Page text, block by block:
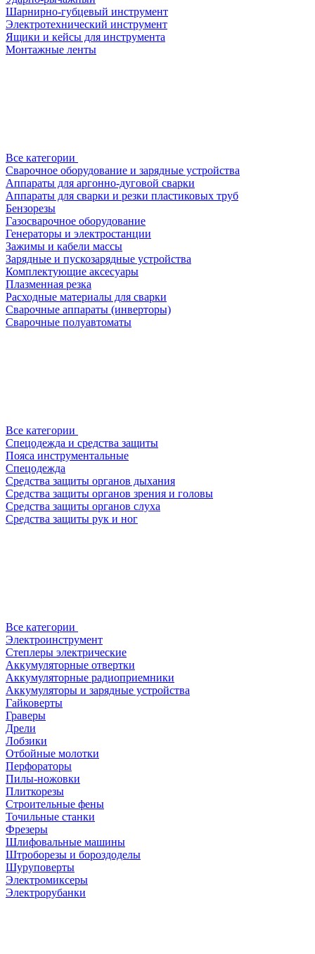
Шарнирно-губцевый инструмент
Электротехнический инструмент
Ящики и кейсы для инструмента
Монтажные ленты
Все категории
Сварочное оборудование и зарядные устройства
Аппараты для аргонно-дуговой сварки
Аппараты для сварки и резки пластиковых труб
Бензорезы
Газосварочное оборудование
Генераторы и электростанции
Зажимы и кабели массы
Зарядные и пускозарядные устройства
Комплектующие аксесуары
Плазменная резка
Расходные материалы для сварки
Сварочные аппараты (инверторы)
Сварочные полуавтоматы
Все категории
Спецодежда и средства защиты
Пояса инструментальные
Спецодежда
Средства защиты органов дыхания
Средства защиты органов зрения и головы
Средства защиты органов слуха
Средства защиты рук и ног
Все категории
Электроинструмент
Степлеры электрические
Аккумуляторные отвертки
Аккумуляторные радиоприемники
Аккумуляторы и зарядные устройства
Гайковерты
Граверы
Дрели
Лобзики
Отбойные молотки
Перфораторы
Пилы-ножовки
Плиткорезы
Строительные фены
Точильные станки
Фрезеры
Шлифовальные машины
Штроборезы и бороздоделы
Шуруповерты
Электромиксеры
Электрорубанки